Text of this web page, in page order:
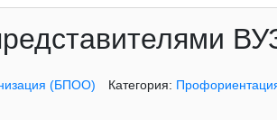
(БПОО) Категория: